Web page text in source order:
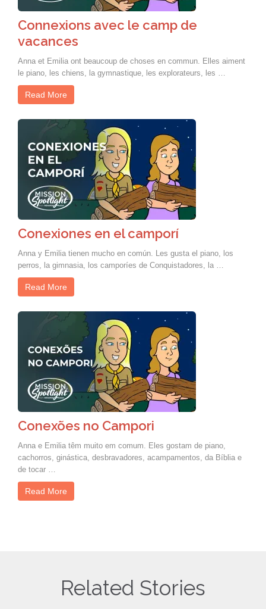
Connexions avec le camp de
vacances
Anna et Emilia ont beaucoup de choses en commun. Elles aiment
le piano, les chiens, la gymnastique, les explorateurs, les …
Read More
Conexiones en el camporí
Anna y Emilia tienen mucho en común. Les gusta el piano, los
perros, la gimnasia, los camporíes de Conquistadores, la …
Read More
Conexões no Campori
Anna e Emilia têm muito em comum. Eles gostam de piano,
cachorros, ginástica, desbravadores, acampamentos, da Bíblia e
de tocar …
Read More
Related Stories